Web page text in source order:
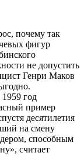
почему так
фигур
не допустить
Генри Маков
год
пример
десятилетия
на смену
способным
считает